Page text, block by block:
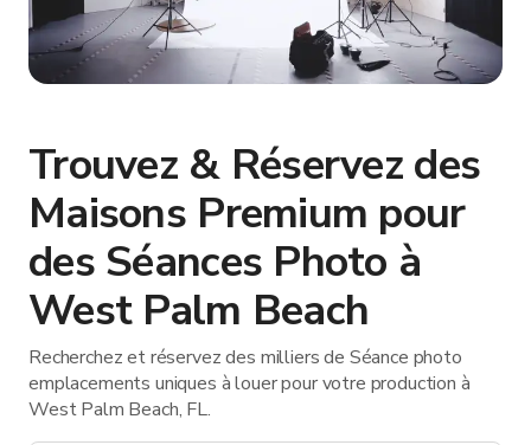
Trouvez & Réservez des
Maisons Premium pour
des Séances Photo à
West Palm Beach
Recherchez et réservez des milliers de Séance photo
emplacements uniques à louer pour votre production à
West Palm Beach, FL.